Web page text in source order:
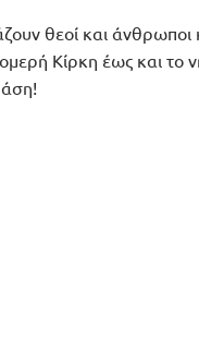
θεοί και άνθρωποι
Κίρκη έως και το